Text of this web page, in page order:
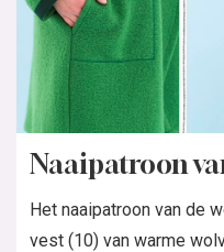
Naaipatroon
Het naaipatroon van de
vest (10) van warme